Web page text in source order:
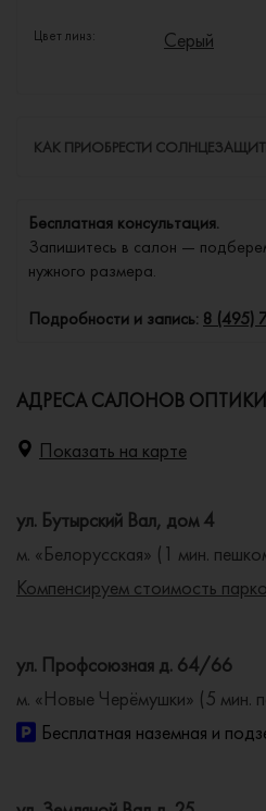
Цвет линз: Серый
КАК ПРИОБРЕСТИ
Бесплатная консультация.
Запишитесь в салон —
нужного размера.
Подробности и запись: 8 (495)
АДРЕСА САЛОНОВ
Показать на карте
ул. Бутырский Вал, дом 4
м. «Белорусская» (1 мин.
Компенсируем стоимость
ул. Профсоюзная д. 64/66
м. «Новые Черёмушки» (5 мин.
Бесплатная наземная и